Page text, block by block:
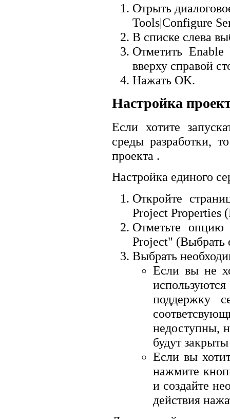
Отрыть
Tools|Configure
В списке слева
Отметить
вверху справой
Нажать OK.
Настройка
Если хотите
среды разработки,
проекта .
Настройка единого
Откройте
Project Properties
Отметьте
Project" (Выбрать
Выбрать
Если вы не
поддержку
недоступны,
будут
Если вы
нажмите
и создайте
действия